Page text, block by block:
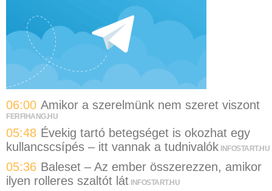
06:00 Amikor a szerelmünk nem szeret viszont
FERFIHANG.HU
05:48 Évekig tartó betegséget is okozhat egy
kullancscsípés – itt vannak a tudnivalók INFOSTART.HU
05:36 Baleset – Az ember összerezzen, amikor
ilyen rolleres szaltót lát INFOSTART.HU